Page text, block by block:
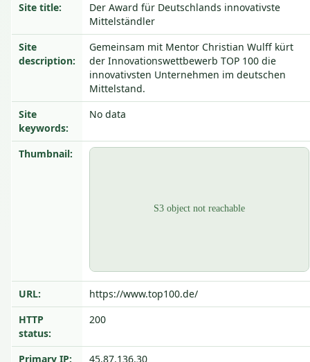
Site title:
Der Award für Deutschlands innovativste
Mittelständler
Site
description:
Gemeinsam mit Mentor Christian Wulff kürt
der Innovationswettbewerb TOP 100 die
innovativsten Unternehmen im deutschen
Mittelstand.
Site
keywords:
No data
Thumbnail:
URL:
https://www.top100.de/
HTTP
status:
200
Primary IP: 45.87.136.30